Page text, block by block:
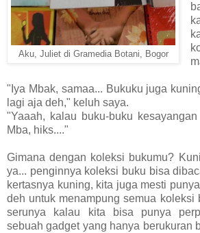
Aku, Juliet di Gramedia Botani, Bogor
"Iya Mbak, samaa... Bukuku juga
lagi aja deh," keluh saya.
"Yaaah, kalau buku-buku
Mba, hiks...."
Gimana dengan koleksi bukumu?
ya... penginnya koleksi buku bisa
kertasnya kuning, kita juga mesti
deh untuk menampung semua koleksi
serunya kalau kita bisa punya
sebuah gadget yang hanya berukuran